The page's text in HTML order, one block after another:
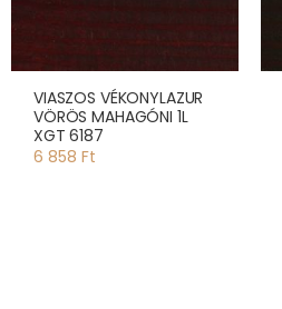
VIASZOS VÉKONYLAZUR
VÖRÖS MAHAGÓNI 1L
XGT 6187
6 858 Ft